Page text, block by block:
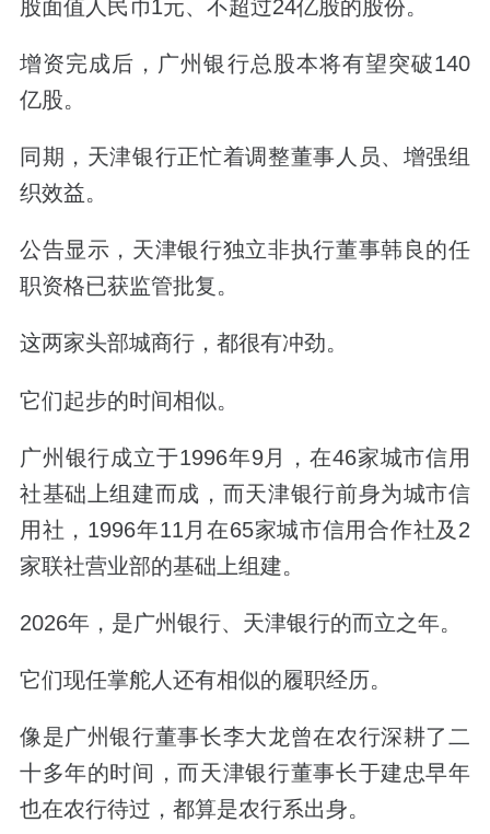
股面值人民币1元、不超过24亿股的股份。
增资完成后，广州银行总股本将有望突破140
亿股。
同期，天津银行正忙着调整董事人员、增强组
织效益。
公告显示，天津银行独立非执行董事韩良的任
职资格已获监管批复。
这两家头部城商行，都很有冲劲。
它们起步的时间相似。
广州银行成立于1996年9月，在46家城市信用
社基础上组建而成，而天津银行前身为城市信
用社，1996年11月在65家城市信用合作社及2
家联社营业部的基础上组建。
2026年，是广州银行、天津银行的而立之年。
它们现任掌舵人还有相似的履职经历。
像是广州银行董事长李大龙曾在农行深耕了二
十多年的时间，而天津银行董事长于建忠早年
也在农行待过，都算是农行系出身。